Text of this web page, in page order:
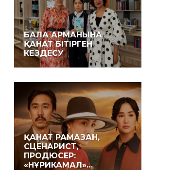
БАЛА АРМАНЫНА
ҚАНАТ БІТІРГЕН
КЕЗДЕСУ
ҚАНАТ РАМАЗАН,
СЦЕНАРИСТ,
ПРОДЮСЕР:
«НҰРИКАМАЛ»…